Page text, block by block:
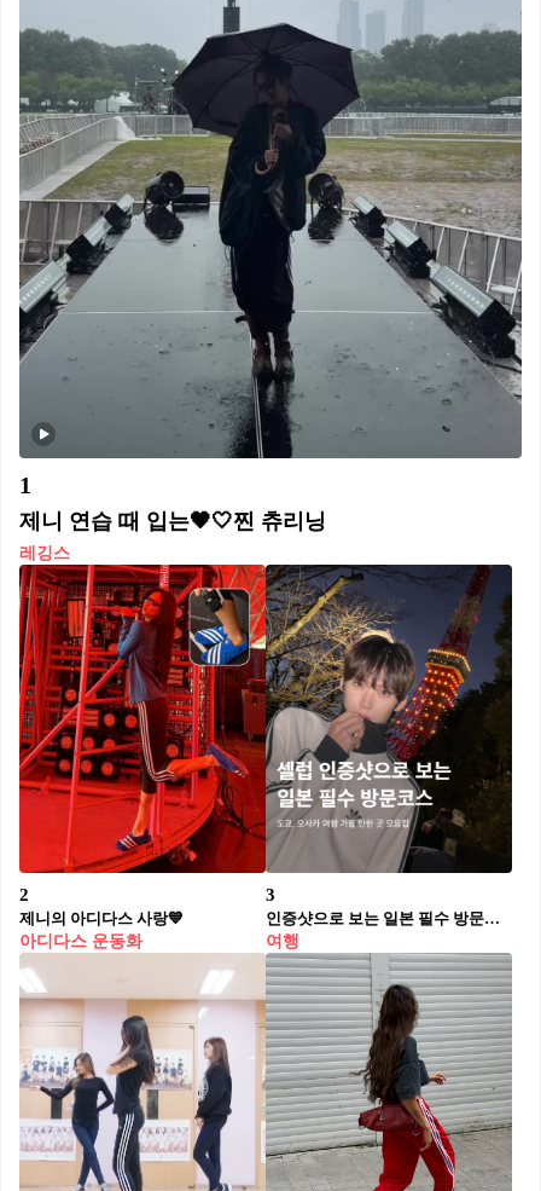
1
제니 연습 때 입는🖤🤍찐 츄리닝
레깅스
2
제니의 아디다스 사랑💙
아디다스 운동화
3
인증샷으로 보는 일본 필수 방문코스🇯🇵🗼
여행